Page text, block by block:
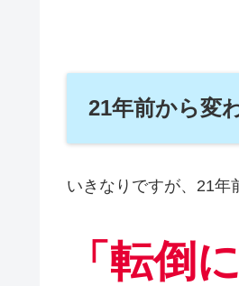
21年前から変
いきなりですが、21年
「転倒